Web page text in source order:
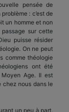
pensée de
: c’est de
un homme et non
sur cette
puisse résider
On ne peut
comme théologie
ont été
Moyen Age. Il est
chez nous dans le
un peu à part.